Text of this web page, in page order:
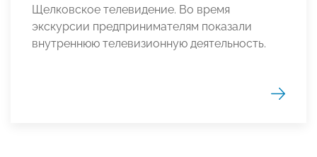
Щелковское телевидение. Во время
экскурсии предпринимателям показали
внутреннюю телевизионную деятельность.